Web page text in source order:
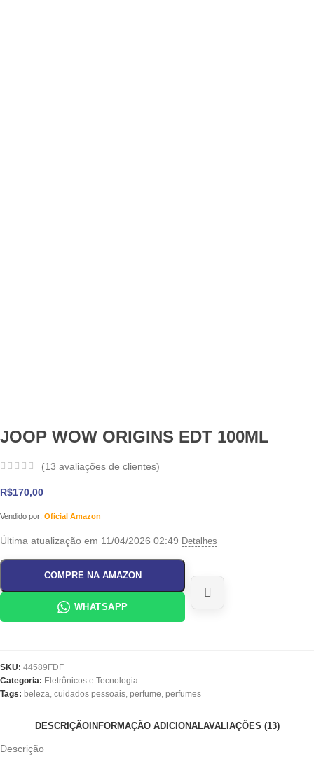
JOOP WOW ORIGINS EDT 100ML
(13 avaliações de clientes)
R$170,00
Vendido por: Oficial Amazon
Última atualização em 11/04/2026 02:49 Detalhes
COMPRE NA AMAZON
WHATSAPP
SKU: 44589FDF
Categoria: Eletrônicos e Tecnologia
Tags: beleza, cuidados pessoais, perfume, perfumes
DESCRIÇÃOINFORMAÇÃO ADICIONALAVALIAÇÕES (13)
Descrição